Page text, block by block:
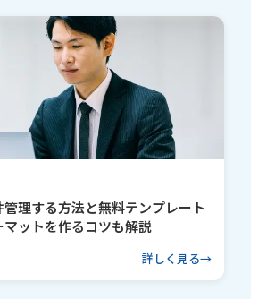
理する方法と無料テンプレート
マットを作るコツも解説
詳しく見る